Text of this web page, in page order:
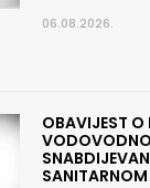
06.08.2026.
OBAVIJEST O